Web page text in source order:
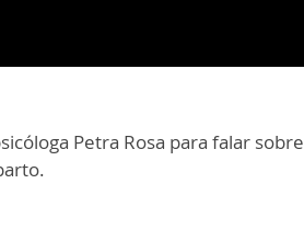
Petra Rosa para falar sobre